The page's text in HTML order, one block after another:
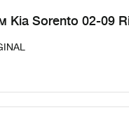
Kia Sorento 02-09